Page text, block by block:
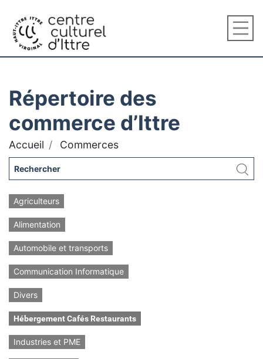
Répertoire des
commerce d’Ittre
Accueil Commerces
Agriculteurs
Alimentation
Automobile et transports
Communication Informatique
Divers
Hébergement Cafés Restaurants
Industries et PME